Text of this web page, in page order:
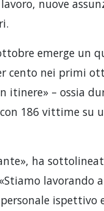
nuove
emerge un
cento nei primi
itinere» – ossia
186 vittime su
ha
lavorando
ispettivo